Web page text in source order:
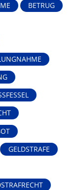
BETRUG
GELDSTRAFE